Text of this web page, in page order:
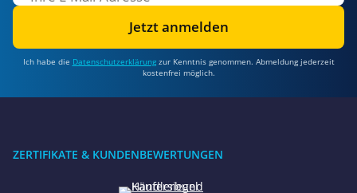
Jetzt anmelden
Ich habe die Datenschutzerklärungzur Kenntnis genommen. Abmeldung jederzeit
kostenfrei möglich.
ZERTIFIKATE & KUNDENBEWERTUNGEN